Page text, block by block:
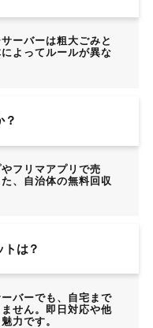
ーバーは粗大ごみと
よってルールが異な
？
フリマアプリで売
、自治体の無料回収
は？
バーでも、自宅まで
せん。即日対応や他
力です。